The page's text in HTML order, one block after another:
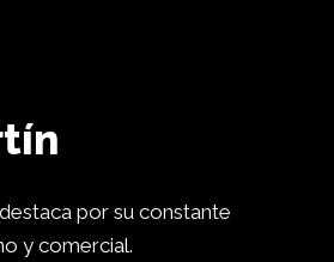
por su constante
y comercial.